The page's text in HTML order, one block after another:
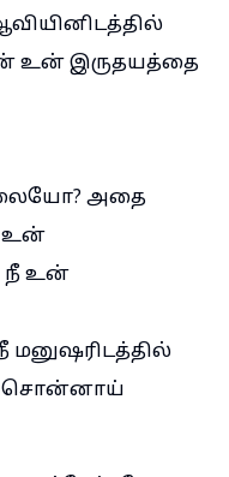
உன் இருதயத்தை
அதை
உன்
நீ உன்